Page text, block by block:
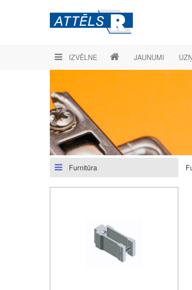
IZVĒLNE JAUNUMI
Furnitūra